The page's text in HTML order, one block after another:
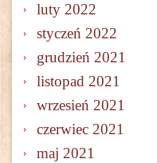
luty 2022
styczeń 2022
grudzień 2021
listopad 2021
wrzesień 2021
czerwiec 2021
maj 2021